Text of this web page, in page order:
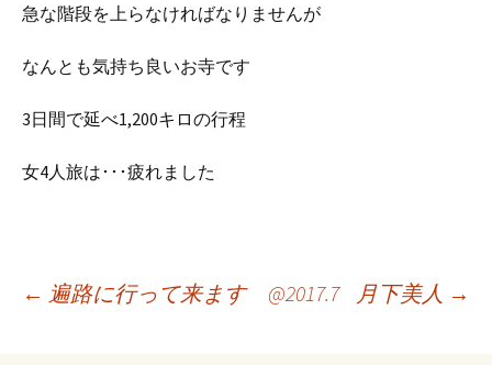
急な階段を上らなければなりませんが
なんとも気持ち良いお寺です
3日間で延べ1,200キロの行程
女4人旅は･･･疲れました
投
← 遍路に行って来ます @2017.7 月下美人 →